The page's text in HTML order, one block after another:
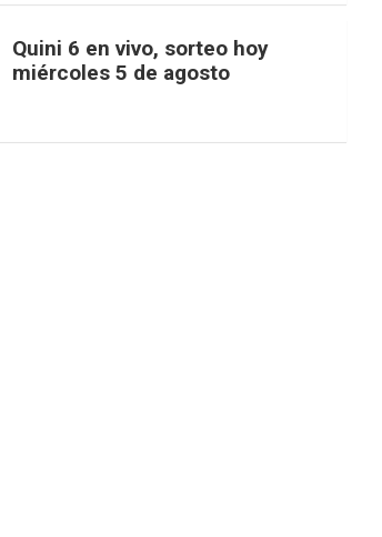
Quini 6 en vivo, sorteo hoy
miércoles 5 de agosto